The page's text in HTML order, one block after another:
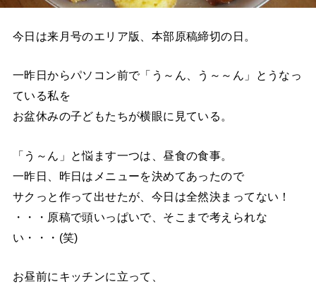
今日は来月号のエリア版、本部原稿締切の日。
一昨日からパソコン前で「う～ん、う～～ん」とうなっ
ている私を
お盆休みの子どもたちが横眼に見ている。
「う～ん」と悩ます一つは、昼食の食事。
一昨日、昨日はメニューを決めてあったので
サクっと作って出せたが、今日は全然決まってない！
・・・原稿で頭いっぱいで、そこまで考えられな
い・・・(笑)
お昼前にキッチンに立って、